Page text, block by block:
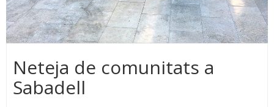
Neteja de comunitats a
Sabadell